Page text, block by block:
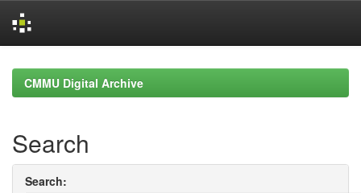
navigationCMMU Digital Archive
Search
Search: